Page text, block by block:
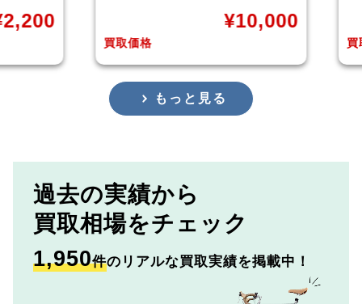
¥10,000
買取価格
¥4,225
もっと見る
過去の実績から
買取相場をチェック
1,950件のリアルな買取実績を掲載中！